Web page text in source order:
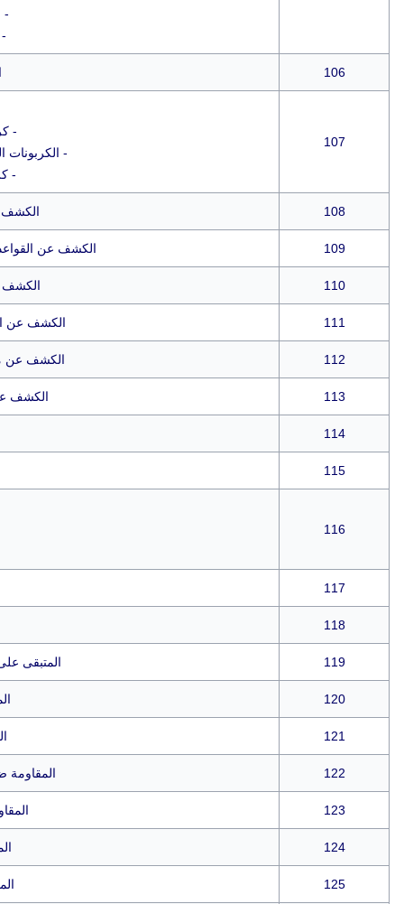
-
-
106
107
-
- الكربونات
-
108 الكشف
109 الكشف عن القواعد
110 الكشف
111 الكشف عن
112 الكشف عن
113 الكشف
114
115
116
117
118
119 المتبقى
120
121
122 المقاومة
123
124
125